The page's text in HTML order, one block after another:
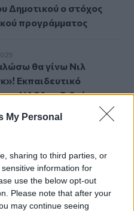
My Personal
sharing to third parties, or
information for
use the below opt-out
Please note that after your
may continue seeing
Δημοτικού o στόχος
προγράμματος
θα γίνω Νιλ
θα γίνω Νιλ
Εκπαιδευτικό
NASA ταξιδεύει στα
σελίδα
page
Next page